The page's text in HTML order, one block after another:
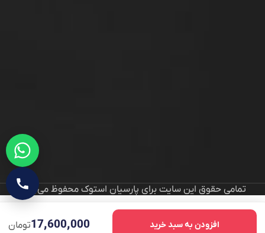
افزودن به سبد خرید 17,600,000تومان
تمامی حقوق این سایت برای پارسیان استوک محفوظ می‌باشد